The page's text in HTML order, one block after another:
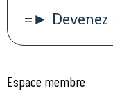
=► Devenez
Espace membre